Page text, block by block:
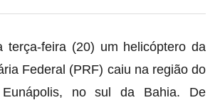
terça-feira (20) um helicóptero da
Federal (PRF) caiu na região do
no sul da Bahia. De